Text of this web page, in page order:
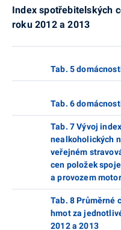
Index spotřebitelských
roku 2012 a 2013
Tab. 5
Tab. 6
Tab. 7 Vývoj
nealkoholických
veřejném
cen položek
a provozem
Tab. 8 Průměrné
hmot za
2012 a 2013